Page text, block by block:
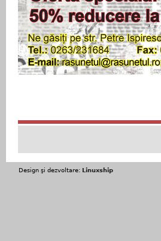
Design şi dezvoltare: Linuxship